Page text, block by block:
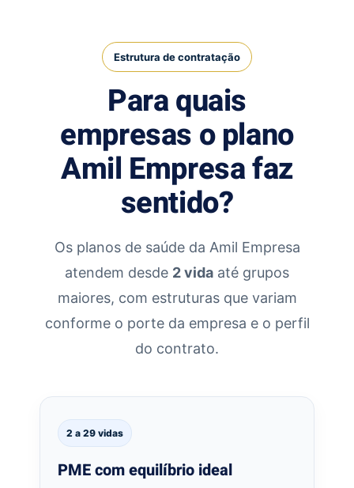
Estrutura de contratação
Para quais
empresas o plano
Amil Empresa faz
sentido?
Os planos de saúde da Amil Empresa
atendem desde 2 vida até grupos
maiores, com estruturas que variam
conforme o porte da empresa e o perfil
do contrato.
2 a 29 vidas
PME com equilíbrio ideal